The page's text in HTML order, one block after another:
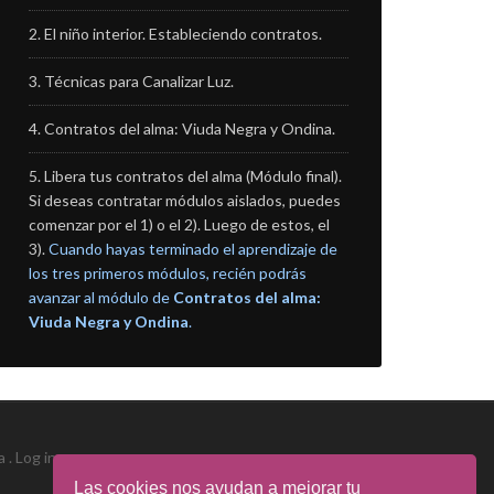
Las cookies nos ayudan a mejorar tu
El niño interior. Estableciendo contratos.
Técnicas para Canalizar Luz.
Contratos del alma: Viuda Negra y Ondina.
Libera tus contratos del alma (Módulo final).
Si deseas contratar módulos aislados, puedes
comenzar por el 1) o el 2). Luego de estos, el
3).Cuando hayas terminado el aprendizaje de
los tres primeros módulos, recién podrás
avanzar al módulo de Contratos del alma:
Viuda Negra y Ondina.
. Log in